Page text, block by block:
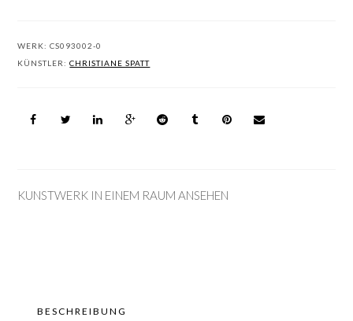
WERK:CS093002-0
KÜNSTLER:CHRISTIANE SPATT
KUNSTWERK IN EINEM RAUM ANSEHEN
BESCHREIBUNG